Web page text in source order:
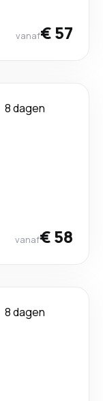
vanaf€ 57
8 dagen
vanaf€ 58
8 dagen